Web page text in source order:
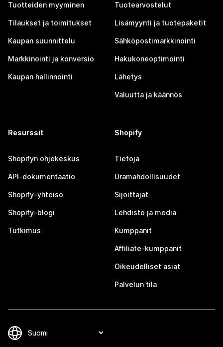
Tuotteiden myyminen
Tilaukset ja toimitukset
Kaupan suunnittelu
Markkinointi ja konversio
Kaupan hallinnointi
Tuotearvostelut
Lisämyynti ja tuotepaketit
Sähköpostimarkkinointi
Hakukoneoptimointi
Lähetys
Valuutta ja käännös
Resurssit
Shopifyn ohjekeskus
API-dokumentaatio
Shopify-yhteisö
Shopify-blogi
Tutkimus
Shopify
Tietoja
Uramahdollisuudet
Sijoittajat
Lehdistö ja media
Kumppanit
Affiliate-kumppanit
Oikeudelliset asiat
Palvelun tila